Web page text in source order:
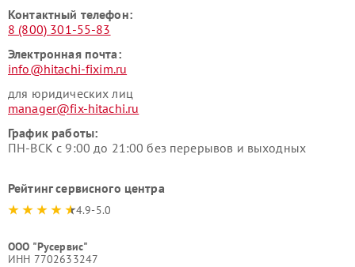
Контактный телефон:
8 (800) 301-55-83
Электронная почта:
info@hitachi-fixim.ru
для юридических лиц
manager@fix-hitachi.ru
График работы:
ПН-ВСК с 9:00 до 21:00 без перерывов и выходных
Рейтинг сервисного центра
4.9-5.0
ООО "Русервис"
ИНН 7702633247